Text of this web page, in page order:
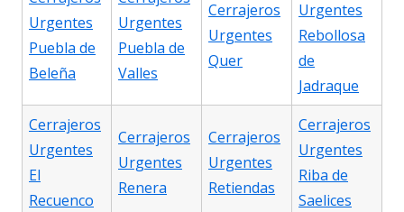
Urgentes
Puebla de
Beleña
Urgentes
Puebla de
Valles
Cerrajeros
Urgentes
Quer
Urgentes
Rebollosa
de
Jadraque
Cerrajeros
Urgentes
El
Recuenco
Cerrajeros
Urgentes
Renera
Cerrajeros
Urgentes
Retiendas
Cerrajeros
Urgentes
Riba de
Saelices